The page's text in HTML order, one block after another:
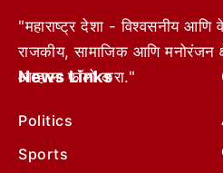
"महाराष्ट्र देशा - विश्वसनीय आणि
राजकीय, सामाजिक आणि मनोरंजन
आम्हाला फॉलो करा."
News Links
Politics
Sports